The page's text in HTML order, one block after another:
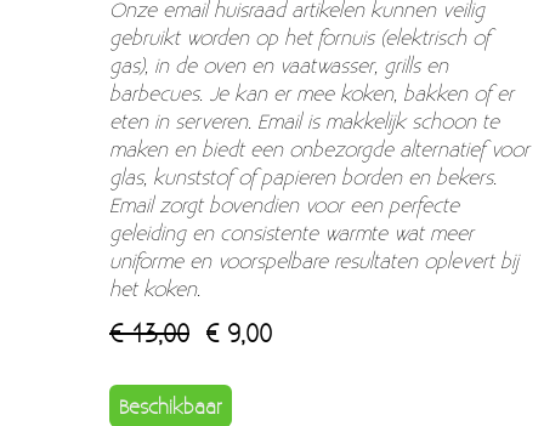
Moccamaster (De beste kop koffie sinds 1968)
Vintage
EINDE REEKSEN
Onze email huisraad artikelen kunnen veilig
gebruikt worden op het fornuis (elektrisch of
gas), in de oven en vaatwasser, grills en
barbecues. Je kan er mee koken, bakken of er
eten in serveren. Email is makkelijk schoon te
maken en biedt een onbezorgde alternatief voor
glas, kunststof of papieren borden en bekers.
Email zorgt bovendien voor een perfecte
geleiding en consistente warmte wat meer
uniforme en voorspelbare resultaten oplevert bij
het koken.
€ 13,00 € 9,00
Beschikbaar